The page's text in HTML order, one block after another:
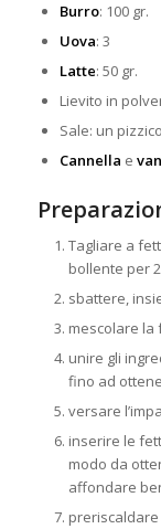
Burro: 100 gr.
Uova: 3
Latte: 50 gr.
Lievito in
Sale: un pizzico
Cannella e
Tagliare a
bollente per
sbattere,
mescolare la
unire gli
fino ad
versare
inserire le
modo da
affondare